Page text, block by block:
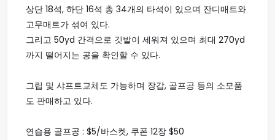
상단 18석, 하단 16석 총 34개의 타석이 있으며 잔디매트와
고무매트가 섞여 있다.
그리고 50yd 간격으로 깃발이 세워져 있으며 최대 270yd
까지 떨어지는 공을 확인할 수 있다.
그립 및 샤프트교체도 가능하며 장갑, 골프공 등의 소모품
도 판매하고 있다.
연습용 골프공 : $5/바스켓, 쿠폰 12장 $50